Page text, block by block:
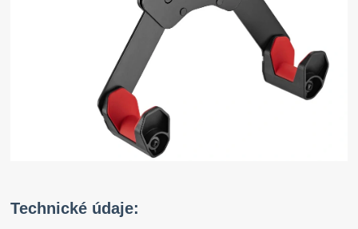
Technické údaje: